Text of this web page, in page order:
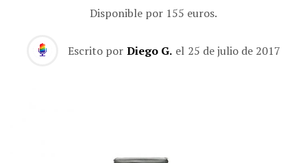
Disponible por 155 euros.
Escrito por Diego G. el 25 de julio de 2017